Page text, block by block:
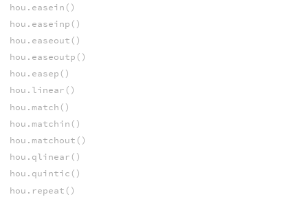
hou.easein()
hou.easeinp()
hou.easeout()
hou.easeoutp()
hou.easep()
hou.linear()
hou.match()
hou.matchin()
hou.matchout()
hou.qlinear()
hou.quintic()
hou.repeat()